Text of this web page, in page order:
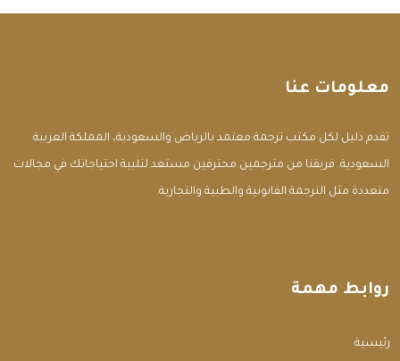
معلومات عنا
تقدم دليل لكل مكتب ترجمة معتمد بالرياض والسعودية، المملكة العربية
السعودية. فريقنا من مترجمين محترفين مستعد لتلبية احتياجاتك في مجالات
متعددة مثل الترجمة القانونية والطبية والتجارية.
روابط مهمة
الرئيسية